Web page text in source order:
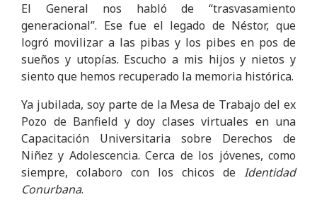
El General nos habló de “trasvasamiento
generacional”. Ese fue el legado de Néstor, que
logró movilizar a las pibas y los pibes en pos de
sueños y utopías. Escucho a mis hijos y nietos y
siento que hemos recuperado la memoria histórica.
Ya jubilada, soy parte de la Mesa de Trabajo del ex
Pozo de Banfield y doy clases virtuales en una
Capacitación Universitaria sobre Derechos de
Niñez y Adolescencia. Cerca de los jóvenes, como
siempre, colaboro con los chicos de Identidad
Conurbana.